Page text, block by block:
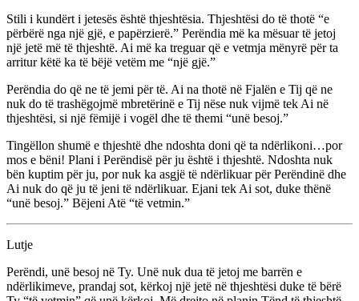
Stili i kundërt i jetesës është thjeshtësia. Thjeshtësi do të thotë “e
përbërë nga një gjë, e papërzierë.” Perëndia më ka mësuar të jetoj
një jetë më të thjeshtë. Ai më ka treguar që e vetmja mënyrë për ta
arritur këtë ka të bëjë vetëm me “një gjë.”
Perëndia do që ne të jemi për të. Ai na thotë në Fjalën e Tij që ne
nuk do të trashëgojmë mbretërinë e Tij nëse nuk vijmë tek Ai në
thjeshtësi, si një fëmijë i vogël dhe të themi “unë besoj.”
Tingëllon shumë e thjeshtë dhe ndoshta doni që ta ndërlikoni…por
mos e bëni! Plani i Perëndisë për ju është i thjeshtë. Ndoshta nuk
bën kuptim për ju, por nuk ka asgjë të ndërlikuar për Perëndinë dhe
Ai nuk do që ju të jeni të ndërlikuar. Ejani tek Ai sot, duke thënë
“unë besoj.” Bëjeni Atë “të vetmin.”
Lutje
Perëndi, unë besoj në Ty. Unë nuk dua të jetoj me barrën e
ndërlikimeve, prandaj sot, kërkoj një jetë në thjeshtësi duke të bërë